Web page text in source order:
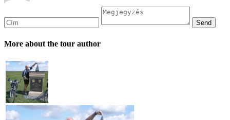
More about the tour author